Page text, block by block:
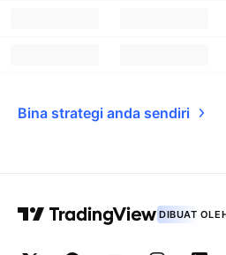
Bina strategi anda sendiri
DIBUAT